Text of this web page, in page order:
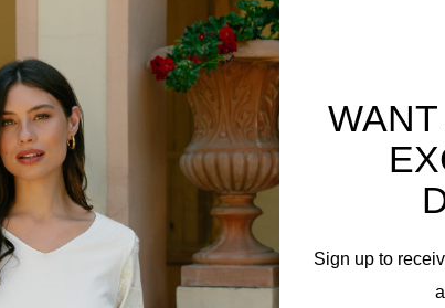
partijen een vaste prijs zijn overeengekomen, geeft
van deze prijs tot gevolg heeft.
afwijking van het bepaalde in het derde lid van dit artikel kan
gevolg is van omstandigheden die aan hem kunnen worden
Oplevering en risico-overgang
het gekochte door de koper in ontvangst is genomen, gaat
Sign up to